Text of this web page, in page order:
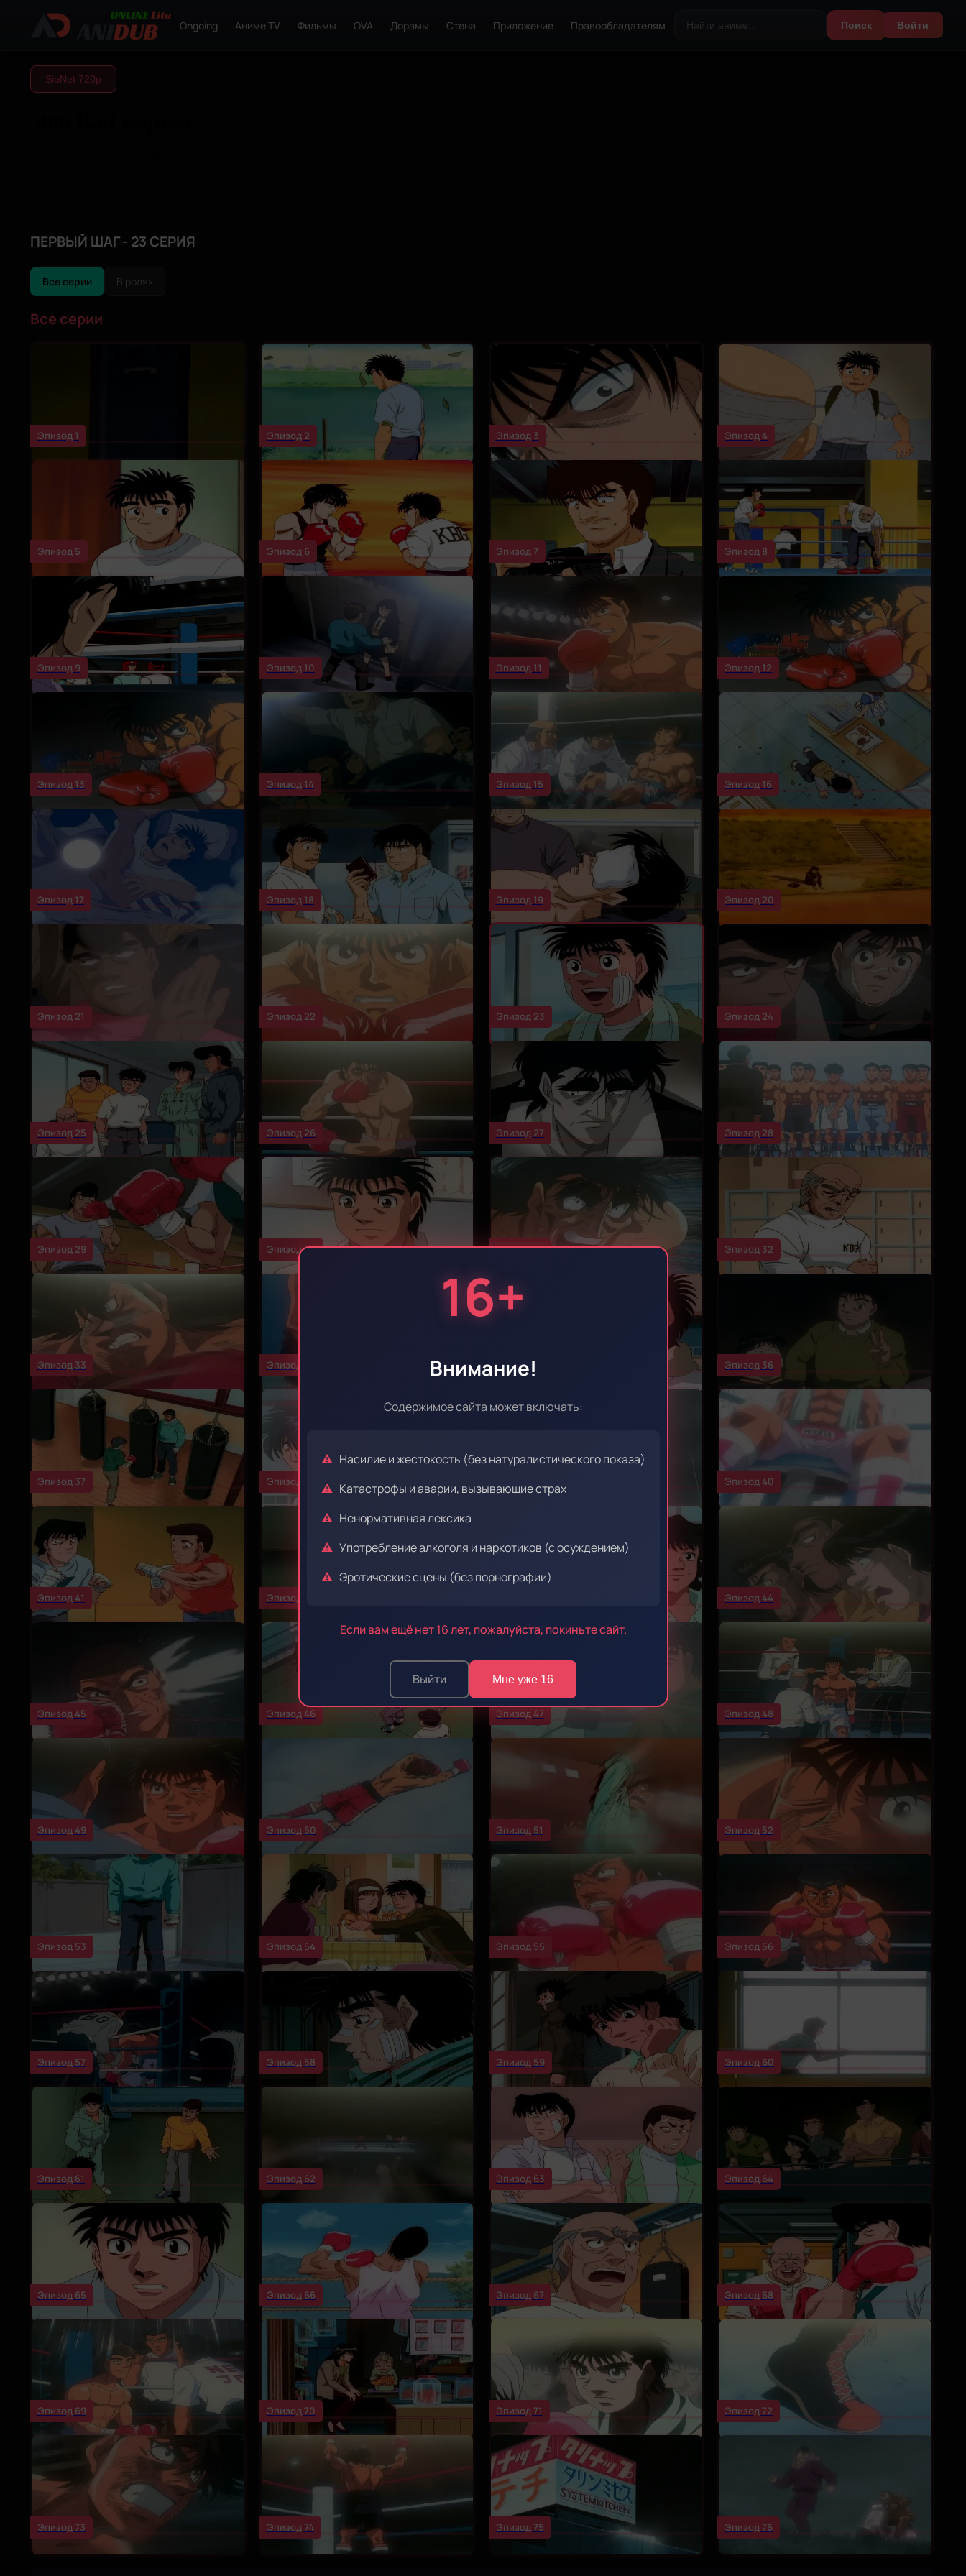
16+
Внимание!
Содержимое сайта может включать:
Насилие и жестокость (без натуралистического показа)
Катастрофы и аварии, вызывающие страх
Ненормативная лексика
Употребление алкоголя и наркотиков (с осуждением)
Эротические сцены (без порнографии)
Если вам ещё нет 16 лет, пожалуйста, покиньте сайт.
Выйти Мне уже 16
Ongoing Аниме TV Фильмы OVA Дорамы Стена Приложение Правообладателям Поиск Войти
SibNet 720р
ПЕРВЫЙ ШАГ - 23 СЕРИЯ
Все серии В ролях
Все серии
Эпизод 1 Эпизод 2 Эпизод 3 Эпизод 4
Эпизод 5 Эпизод 6 Эпизод 7 Эпизод 8
Эпизод 9 Эпизод 10 Эпизод 11 Эпизод 12
Эпизод 13 Эпизод 14 Эпизод 15 Эпизод 16
Эпизод 17 Эпизод 18 Эпизод 19 Эпизод 20
Эпизод 21 Эпизод 22 Эпизод 23 Эпизод 24
Эпизод 25 Эпизод 26 Эпизод 27 Эпизод 28
Эпизод 29 Эпизод 30 Эпизод 31 Эпизод 32
Эпизод 33 Эпизод 34 Эпизод 35 Эпизод 36
Эпизод 37 Эпизод 38 Эпизод 40
Эпизод 41 Эпизод 42 Эпизод 44
Эпизод 45 Эпизод 46 Эпизод 47 Эпизод 48
Эпизод 49 Эпизод 50 Эпизод 51 Эпизод 52
Эпизод 53 Эпизод 54 Эпизод 55 Эпизод 56
Эпизод 57 Эпизод 58 Эпизод 59 Эпизод 60
Эпизод 61 Эпизод 62 Эпизод 63 Эпизод 64
Эпизод 65 Эпизод 66 Эпизод 67 Эпизод 68
Эпизод 69 Эпизод 70 Эпизод 71 Эпизод 72
Эпизод 73 Эпизод 74 Эпизод 75 Эпизод 76